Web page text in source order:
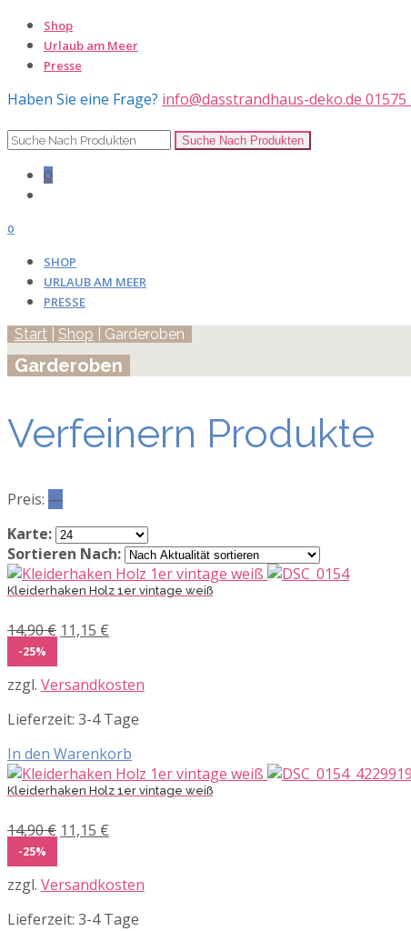
Shop
Urlaub am Meer
Presse
Haben Sie eine Frage? info@dasstrandhaus-deko.de 01575
0
0
SHOP
URLAUB AM MEER
PRESSE
Start Shop | Garderoben
Garderoben
Verfeinern Produkte
Preis: —
Karte:
Sortieren Nach:
Kleiderhaken Holz 1er vintage weiß
14,90€ Ursprünglicher
14,90 €
11,15 €
11,15 €.
-25%
zzgl. Versandkosten
Lieferzeit: 3-4 Tage
In den Warenkorb
Kleiderhaken Holz 1er vintage weiß
14,90€ Ursprünglicher
14,90 €
11,15 €
11,15 €.
-25%
zzgl. Versandkosten
Lieferzeit: 3-4 Tage